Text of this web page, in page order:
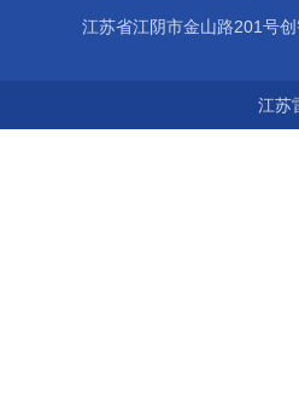
江苏省江阴市金山路201号
江苏